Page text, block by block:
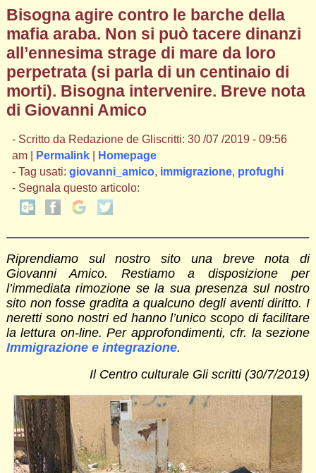
Bisogna agire contro le barche della
mafia araba. Non si può tacere dinanzi
all’ennesima strage di mare da loro
perpetrata (si parla di un centinaio di
morti). Bisogna intervenire. Breve nota
di Giovanni Amico
- Scritto da Redazione de Gliscritti: 30 /07 /2019 - 09:56
am |
Permalink|
Homepage
- Tag usati: giovanni_amico, immigrazione, profughi
- Segnala questo articolo:
Riprendiamo sul nostro sito una breve nota di
Giovanni Amico. Restiamo a disposizione per
l’immediata rimozione se la sua presenza sul nostro
sito non fosse gradita a qualcuno degli aventi diritto. I
neretti sono nostri ed hanno l’unico scopo di facilitare
la lettura on-line. Per approfondimenti, cfr. la sezione
Immigrazione e integrazione.
Il Centro culturale Gli scritti (30/7/2019)